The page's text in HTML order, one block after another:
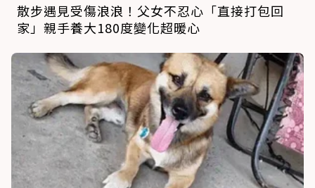
散步遇見受傷浪浪！父女不忍心「直接打包回
家」親手養大180度變化超暖心